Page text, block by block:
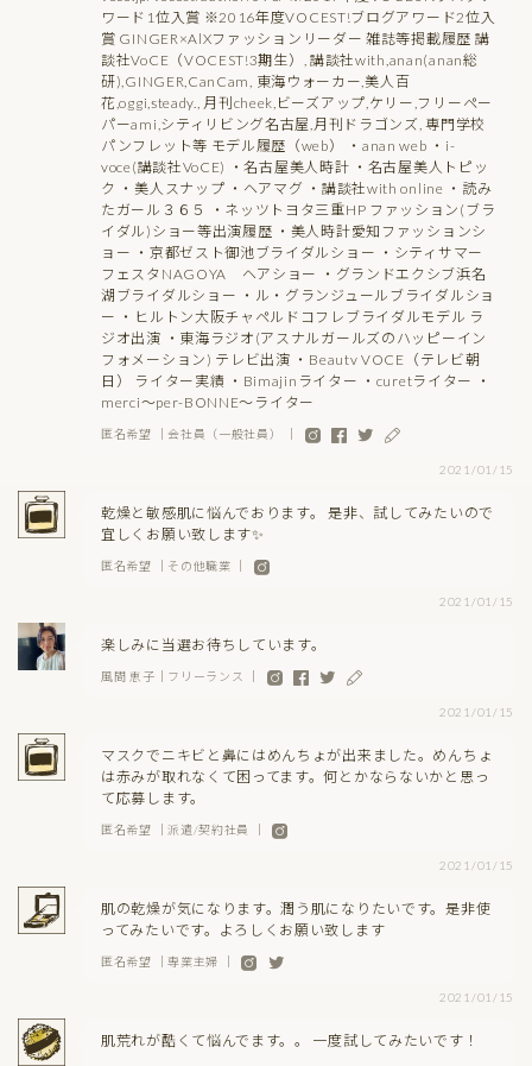
ワード1位入賞 ※2016年度VOCEST!ブログアワード2位入
賞 GINGER×AlXファッションリーダー 雑誌等掲載履歴 講
談社VoCE（VOCEST!3期生）, 講談社with,anan(anan総
研),GINGER,CanCam, 東海ウォーカー,美人百
花,oggi,steady., 月刊cheek,ビーズアップ,ケリー,フリーペー
パーami,シティリビング名古屋,月刊ドラゴンズ, 専門学校
パンフレット等 モデル履歴（web） ・anan web ・i-
voce(講談社VoCE) ・名古屋美人時計 ・名古屋美人トピッ
ク ・美人スナップ ・ヘアマグ ・講談社with online ・読み
たガール３６５ ・ネッツトヨタ三重HP ファッション(ブラ
イダル)ショー等出演履歴 ・美人時計愛知ファッションシ
ョー ・京都ゼスト御池ブライダルショー ・シティサマー
フェスタNAGOYA ヘアショー ・グランドエクシブ浜名
湖ブライダルショー ・ル・グランジュールブライダルショ
ー ・ヒルトン大阪チャペルドコフレブライダルモデル ラ
ジオ出演 ・東海ラジオ(アスナルガールズのハッピーイン
フォメーション) テレビ出演 ・Beautv VOCE（テレビ朝
日） ライター実績 ・Bimajinライター ・curetライター ・
merci～per-BONNE～ライター
匿名希望 ｜会社員（一般社員） ｜
2021/01/15
乾燥と敏感肌に悩んでおります。 是非、試してみたいので
宜しくお願い致します✨
匿名希望 ｜その他職業 ｜
2021/01/15
楽しみに当選お待ちしています。
風間 恵子｜フリーランス ｜
2021/01/15
マスクでニキビと鼻にはめんちょが出来ました。めんちょ
は赤みが取れなくて困ってます。何とかならないかと思っ
て応募します。
匿名希望 ｜派遣/契約社員 ｜
2021/01/15
肌の乾燥が気になります。潤う肌になりたいです。是非使
ってみたいです。よろしくお願い致します
匿名希望 ｜専業主婦 ｜
2021/01/15
肌荒れが酷くて悩んでます。。 一度試してみたいです！